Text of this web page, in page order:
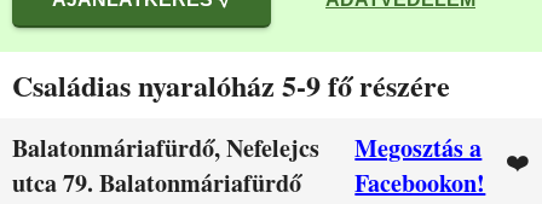
Családias nyaralóház 5-9 fő részére
Balatonmáriafürdő, Nefelejcs
utca 79. Balatonmáriafürdő
Megosztás a
Facebookon!
❤️